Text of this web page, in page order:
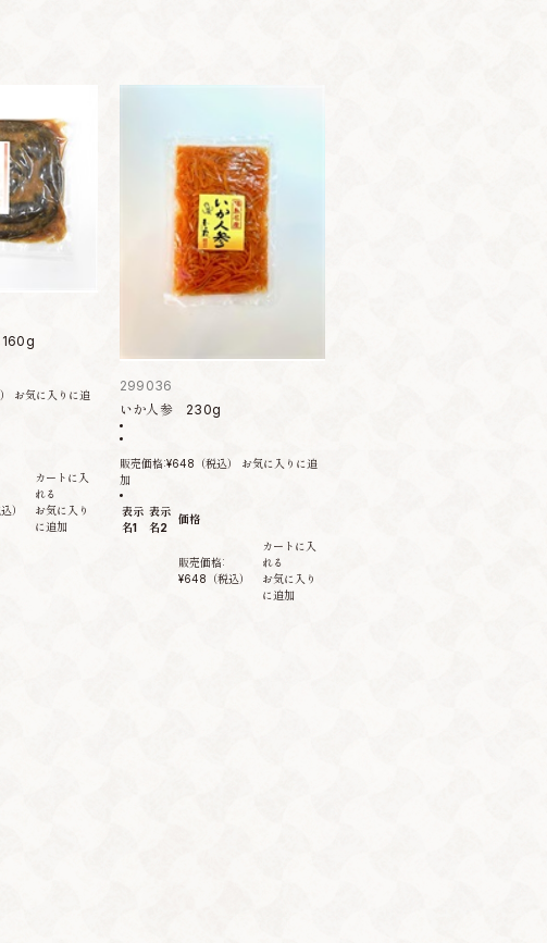
160g
お気に入りに追
）
カートに入
れる
お気に入り
に追加
299036
いか人参 230g
販売価格:¥648 （税込）
お気に入りに追
加
表示
名1
表示
名2
価格
販売価格:
¥648 （税込）
カートに入
れる
お気に入り
に追加